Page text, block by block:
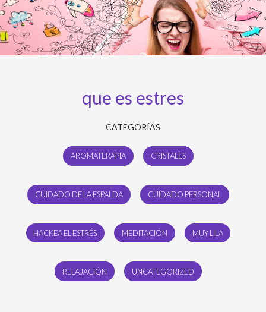
que es estres
CATEGORÍAS
AROMATERAPIA CRISTALES
CUIDADO DE LA ESPALDA CUIDADO PERSONAL
HACKEA EL ESTRÉS MEDITACIÓN MUY LILA
RELAJACIÓN UNCATEGORIZED